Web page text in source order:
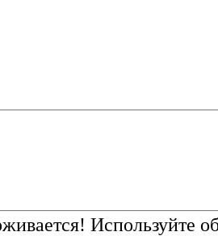
Используйте